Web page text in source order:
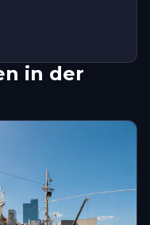
in der